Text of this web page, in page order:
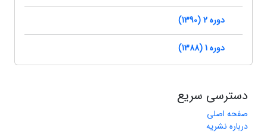
دوره 2 (1390)
دوره 1 (1388)
دسترسی سریع
صفحه اصلی
درباره نشریه